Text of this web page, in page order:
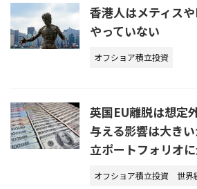
香港人はメティス
やっていない
オフショア積立投資
英国EU離脱は想定
与える影響は大き
立ポートフォリオ
オフショア積立投資 世界